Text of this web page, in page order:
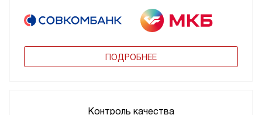
ПОДРОБНЕЕ
Контроль качества